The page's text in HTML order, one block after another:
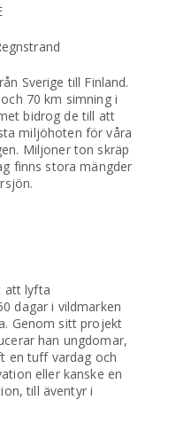
Sverige till Finland.
70 km simning i
bidrog de till att
miljöhoten för våra
Miljoner ton skräp
finns stora mängder
att lyfta
dagar i vildmarken
Genom sitt projekt
han ungdomar,
en tuff vardag och
eller kanske en
till äventyr i